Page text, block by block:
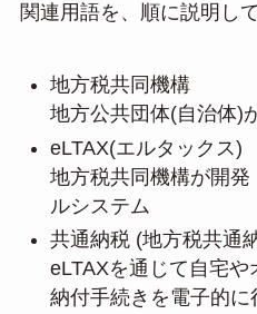
関連用語を、順に説明し
地方税共同機構
地方公共団体(自治体)
eLTAX(エルタックス)
地方税共同機構が開
ルシステム
共通納税 (地方税共通
eLTAXを通じて自宅
納付手続きを電子的に